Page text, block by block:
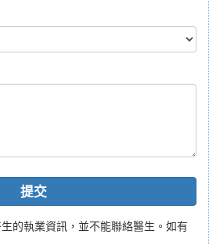
提交
的執業資訊，並不能聯絡醫生。如有